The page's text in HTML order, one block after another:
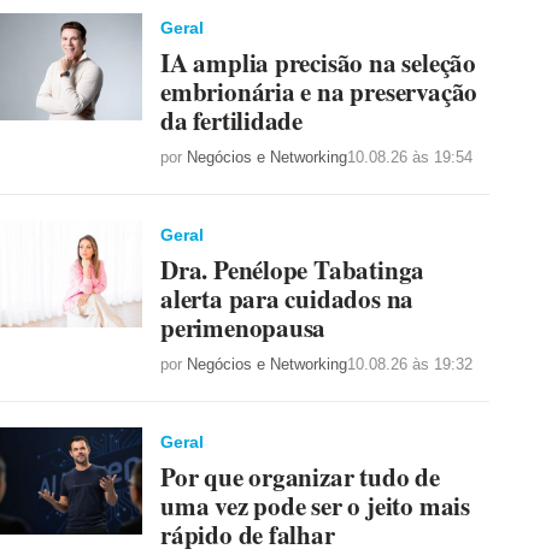
Geral
IA amplia precisão na seleção
embrionária e na preservação
da fertilidade
por Negócios e Networking10.08.26 às 19:54
Geral
Dra. Penélope Tabatinga
alerta para cuidados na
perimenopausa
por Negócios e Networking10.08.26 às 19:32
Geral
Por que organizar tudo de
uma vez pode ser o jeito mais
rápido de falhar